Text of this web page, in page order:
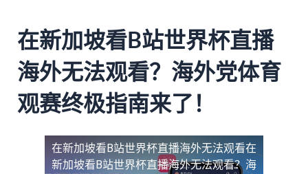
在新加坡看B站世界杯直播
海外无法观看？海外党体育
观赛终极指南来了！
在新加坡看B站世界杯直播海外无法观看在
新加坡看B站世界杯直播海外无法观看？海